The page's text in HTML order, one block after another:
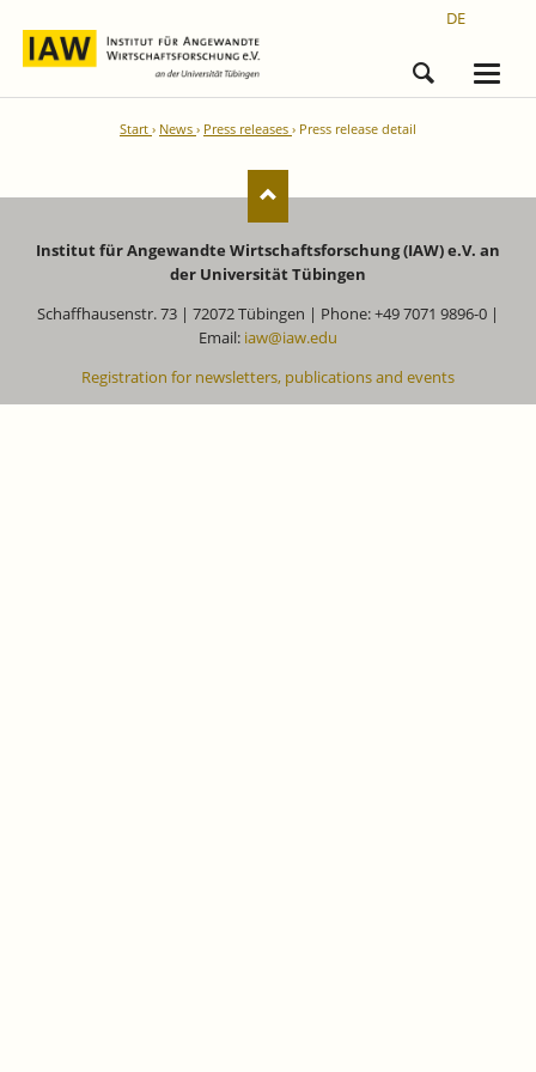
DE
Start News Press releases Press release detail
Institut für Angewandte Wirtschaftsforschung (IAW) e.V. an
der Universität Tübingen
Schaffhausenstr. 73 | 72072 Tübingen | Phone: +49 7071 9896-0 |
Email: iaw@iaw.edu
Registration for newsletters, publications and events